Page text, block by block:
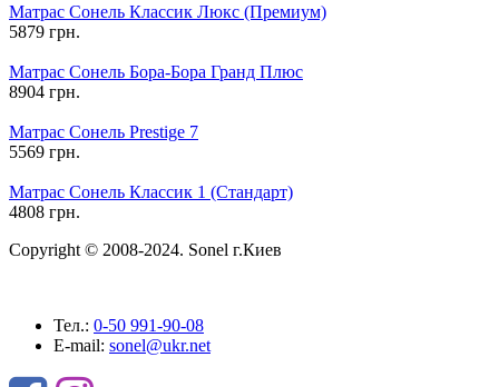
Матрас Сонель Классик Люкс (Премиум)
5879 грн.
Матрас Сонель Бора-Бора Гранд Плюс
8904 грн.
Матрас Сонель Prestige 7
5569 грн.
Матрас Сонель Классик 1 (Стандарт)
4808 грн.
Copyright © 2008-2024. Sonel г.Киев
Тел.: 0-50 991-90-08
E-mail: sonel@ukr.net